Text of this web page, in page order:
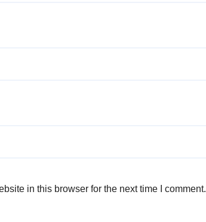
in this browser for the next time I comment.